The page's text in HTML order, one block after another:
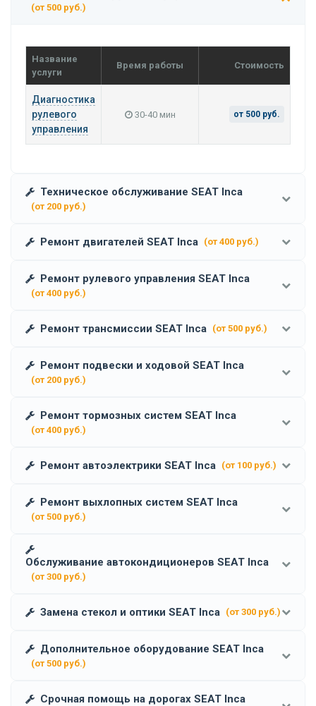
(от 500 руб.)
Название
услуги
Время работы Стоимость
Диагностика
рулевого
управления
30-40 мин от 500 руб.
Техническое обслуживание SEAT Inca
(от 200 руб.)
Ремонт двигателей SEAT Inca (от 400 руб.)
Ремонт рулевого управления SEAT Inca
(от 400 руб.)
Ремонт трансмиссии SEAT Inca (от 500 руб.)
Ремонт подвески и ходовой SEAT Inca
(от 200 руб.)
Ремонт тормозных систем SEAT Inca
(от 400 руб.)
Ремонт автоэлектрики SEAT Inca (от 100 руб.)
Ремонт выхлопных систем SEAT Inca
(от 500 руб.)
Обслуживание автокондиционеров SEAT Inca
(от 300 руб.)
Замена стекол и оптики SEAT Inca (от 300 руб.)
Дополнительное оборудование SEAT Inca
(от 500 руб.)
Срочная помощь на дорогах SEAT Inca